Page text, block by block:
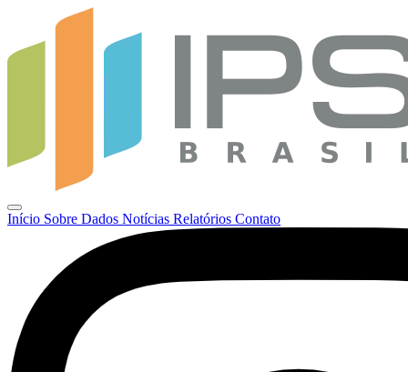
Início Sobre Dados Notícias Relatórios Contato